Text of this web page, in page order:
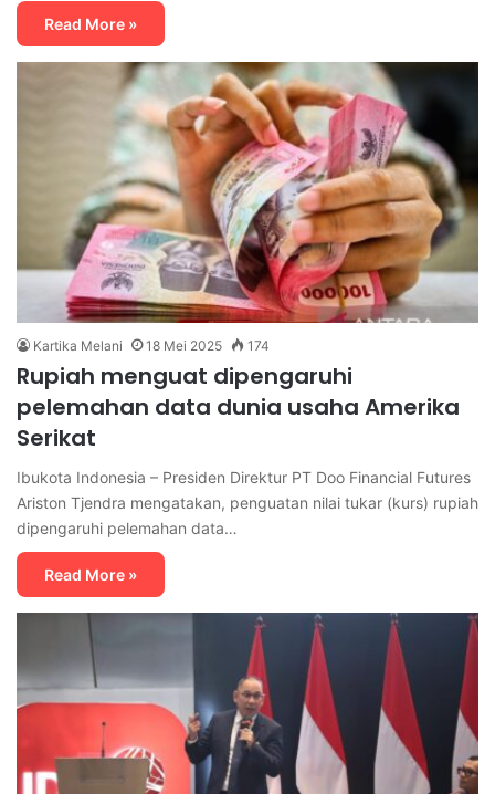
Read More »
Kartika Melani 18 Mei 2025 174
Rupiah menguat dipengaruhi
pelemahan data dunia usaha Amerika
Serikat
Ibukota Indonesia – Presiden Direktur PT Doo Financial Futures
Ariston Tjendra mengatakan, penguatan nilai tukar (kurs) rupiah
dipengaruhi pelemahan data…
Read More »